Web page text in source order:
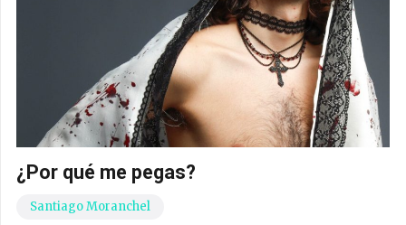
¿Por qué me pegas?
Santiago Moranchel